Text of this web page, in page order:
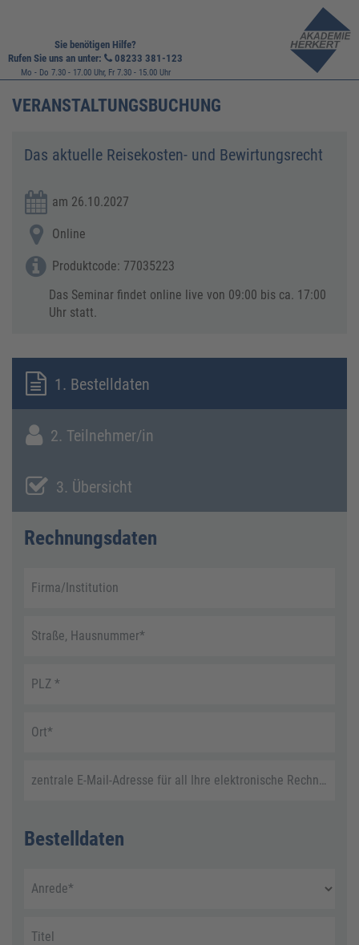
Sie benötigen Hilfe?
Rufen Sie uns an unter:
08233 381-123
Mo - Do 7.30 - 17.00 Uhr, Fr 7.30 - 15.00 Uhr
VERANSTALTUNGSBUCHUNG
Das aktuelle Reisekosten- und Bewirtungsrecht
am 26.10.2027
Online
Produktcode: 77035223
Das Seminar findet online live von 09:00 bis ca. 17:00
Uhr statt.
1. Bestelldaten
2. Teilnehmer/in
3. Übersicht
Rechnungsdaten
Firma/Institution
Straße, Hausnummer*
PLZ *
Ort*
zentrale E-Mail-Adresse für all Ihre elektronische Rechnungen
Bestelldaten
Anrede*
Titel